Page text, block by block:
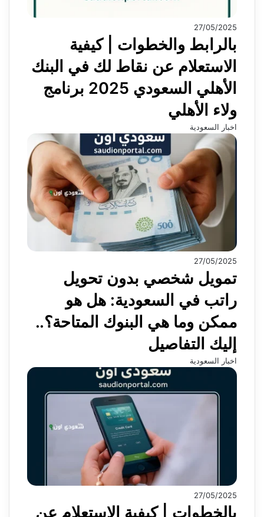
27/05/2025
بالرابط والخطوات | كيفية
الاستعلام عن نقاط لك في البنك
الأهلي السعودي 2025 برنامج
ولاء الأهلي
اخبار السعودية
27/05/2025
تمويل شخصي بدون تحويل
راتب في السعودية: هل هو
ممكن وما هي البنوك المتاحة؟..
إليك التفاصيل
اخبار السعودية
27/05/2025
بالخطوات | كيفية الاستعلام عن